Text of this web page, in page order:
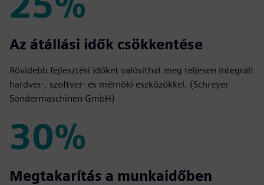
25%
Az átállási idők csökkentése
Rövidebb fejlesztési időket valósíthat meg teljesen integrált
hardver-, szoftver- és mérnöki eszközökkel. (Schreyer
Sondermaschinen GmbH)
30%
30%
Megtakarítás a munkaidőben